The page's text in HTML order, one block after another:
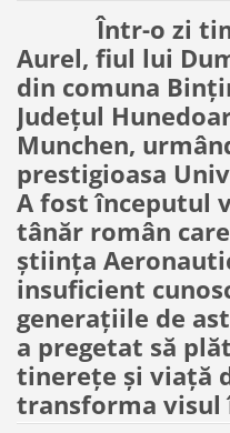
Într-o zi
Aurel, fiul lui
din comuna
Județul
Munchen,
prestigioasa
A fost începutul
tânăr român
știința
insuficient
generațiile de
a pregetat să
tinerețe și viață
transforma